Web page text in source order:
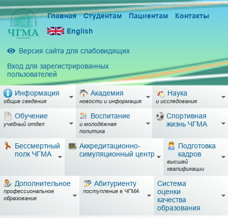
Главная Студентам Пациентам
Контакты
English
Версия сайта для слабовидящих
Вход для зарегистрированных
пользователей
Информация
общие сведения
Академия
новости и информация
Наука
и исследования
Обучение
учебный отдел
Воспитание
и молодёжная
политика
Спортивная
жизнь ЧГМА
Бессмертный
полк ЧГМА
Аккредитационно-
симуляционный центр
Подготовка
кадров
высшей
квалификации
Дополнительное
профессиональное
образование
Абитуриенту
поступление в ЧГМА
Система
оценки
качества
образования